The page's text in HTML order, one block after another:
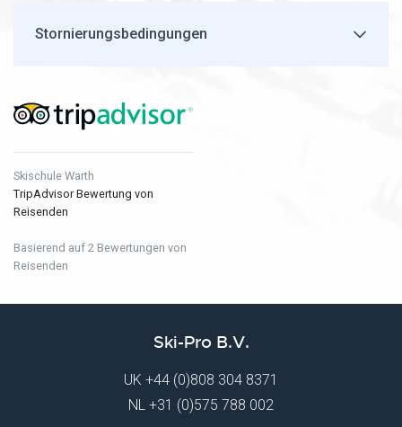
Stornierungsbedingungen
Skischule Warth
TripAdvisor Bewertung von
Reisenden
Basierend auf 2 Bewertungen von
Reisenden
Ski-Pro B.V.
UK +44 (0)808 304 8371
NL +31 (0)575 788 002